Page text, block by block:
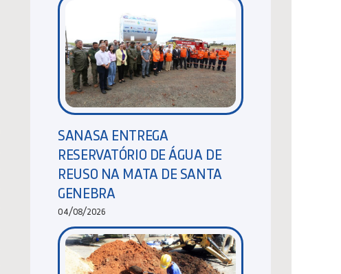
SANASA ENTREGA
RESERVATÓRIO DE ÁGUA DE
REUSO NA MATA DE SANTA
GENEBRA
04/08/2026